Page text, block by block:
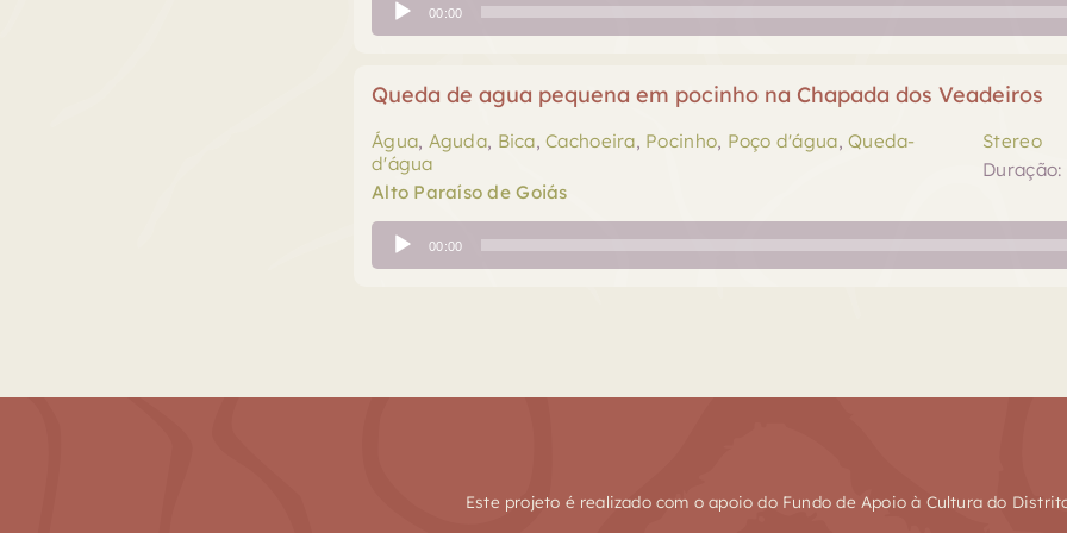
de
00:00
Queda de agua pequena em pocinho na Chapada dos Veadeiros
Água, Aguda, Bica,Cachoeira, Pocinho, Poço d'água,Queda-
d'água
Alto Paraíso de Goiás
Stereo
Duração:
Tocador
de
00:00
Este projeto é realizado com o apoio do Fundo de Apoio à Cultura do